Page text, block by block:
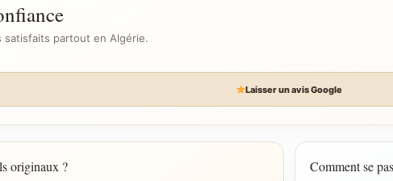
satisfaits partout en Algérie.
Laisser un avis Google
originaux ? Comment se